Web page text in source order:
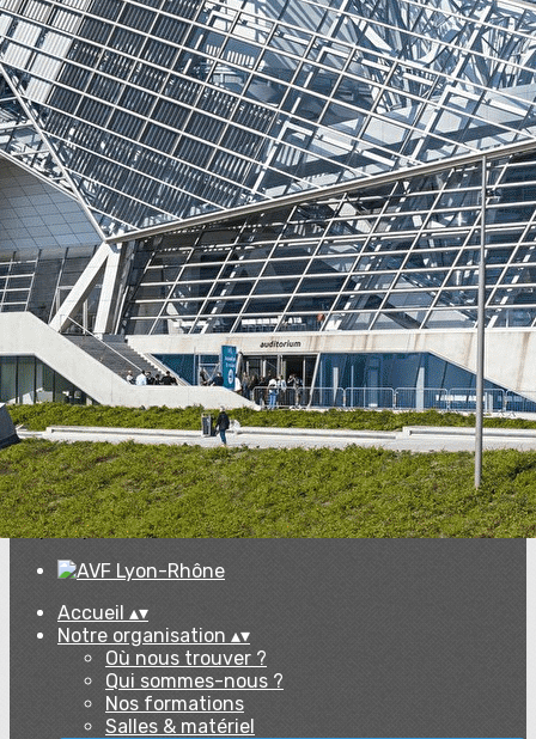
Exporter les lignes sélectionnées
Exporter toutes les colonnes
Exporter uniquement les colonnes affichées
Menu
?>
Images de la page d'accueil
Cliquez pour éditer
Ajoutez un logo, un bouton, des réseaux sociaux
Cliquez pour éditer
Accueil ▴▾
Notre organisation ▴▾
Où nous trouver ?
Qui sommes-nous ?
Nos formations
Salles & matériel